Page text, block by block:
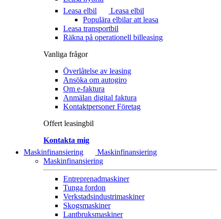
Leasa elbil
Leasa elbil
Populära elbilar att leasa
Leasa transportbil
Räkna på operationell billeasing
Vanliga frågor
Överlåtelse av leasing
Ansöka om autogiro
Om e-faktura
Anmälan digital faktura
Kontaktpersoner Företag
Offert leasingbil
Kontakta mig
Maskinfinansiering
Maskinfinansiering
Maskinfinansiering
Entreprenadmaskiner
Tunga fordon
Verkstadsindustrimaskiner
Skogsmaskiner
Lantbruksmaskiner